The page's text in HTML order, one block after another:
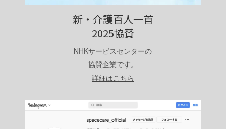
新・介護百人一首
2025協賛
NHKサービスセンターの
協賛企業です。
詳細はこちら